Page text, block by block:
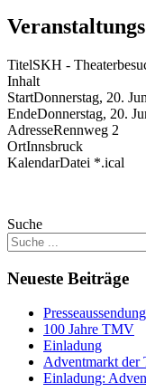
TitelSKH -
Inhalt
StartDonnerstag, 20.
EndeDonnerstag, 20.
AdresseRennweg 2
OrtInnsbruck
KalendarDatei *.ical
Suche
Neueste Beiträge
100 Jahre TMV
Einladung
Adventmarkt der
Einladung: